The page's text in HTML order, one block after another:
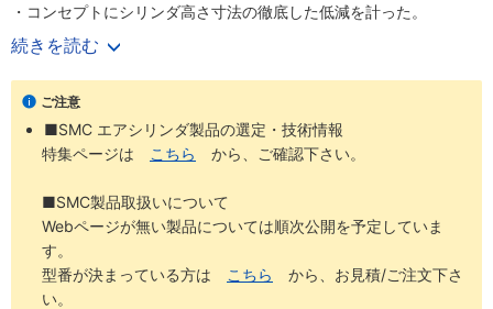
・コンセプトにシリンダ高さ寸法の徹底した低減を計った。
【20-シリーズ 銅系・フッ素系不可仕様】
・銅材質、フッ素材質を嫌う環境での使用に対応。
・外形寸法は標準品と同一。
続きを読む
ご注意
■SMC エアシリンダ製品の選定・技術情報
特集ページは
こちら から、ご確認下さい。
■SMC製品取扱いについて
Webページが無い製品については順次公開を予定していま
す。
型番が決まっている方は
こちら
から、お見積/ご注文下さ
い。